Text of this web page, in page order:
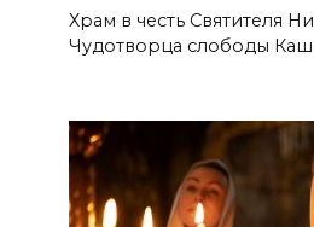
Храм в честь Святителя
Чудотворца слободы